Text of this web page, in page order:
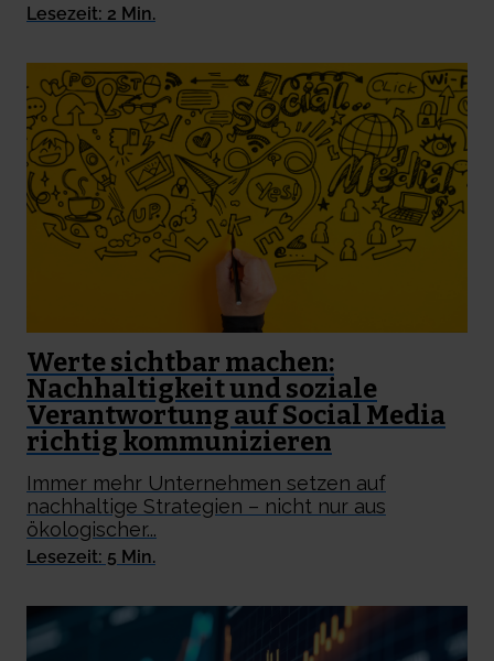
Lesezeit: 2 Min.
Werte sichtbar machen:
Nachhaltigkeit und soziale
Verantwortung auf Social Media
richtig kommunizieren
Immer mehr Unternehmen setzen auf
nachhaltige Strategien – nicht nur aus
ökologischer...
Lesezeit: 5 Min.